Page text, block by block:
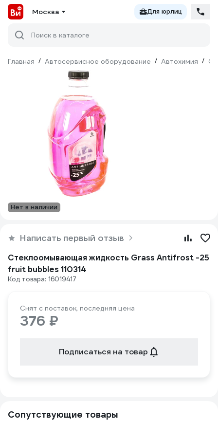
Москва Для юрлиц
Поиск в каталоге
Главная / Автосервисное оборудование / Автохимия /
Нет в наличии
Написать первый отзыв
Стеклоомывающая жидкость Grass Antifrost -25
fruit bubbles 110314
Код товара: 16019417
Снят с поставок, последняя цена
376 ₽
Подписаться на товар
Сопутствующие товары